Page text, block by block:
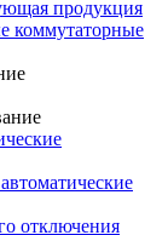
продукция
коммутаторные
отключения